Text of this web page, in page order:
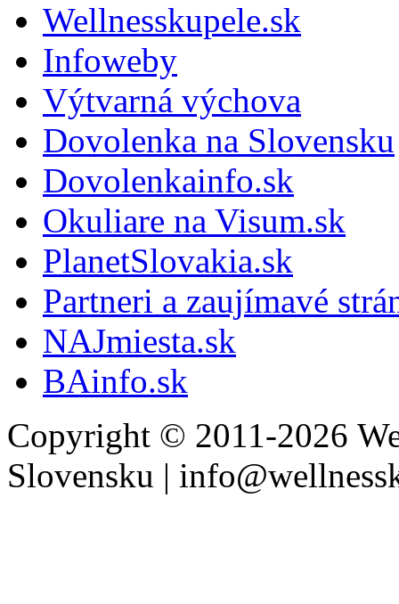
Wellnesskupele.sk
Infoweby
Výtvarná výchova
Dovolenka na Slovensku
Dovolenkainfo.sk
Okuliare na Visum.sk
PlanetSlovakia.sk
Partneri a zaujímavé
NAJmiesta.sk
BAinfo.sk
Copyright © 2011-2026
Slovensku |